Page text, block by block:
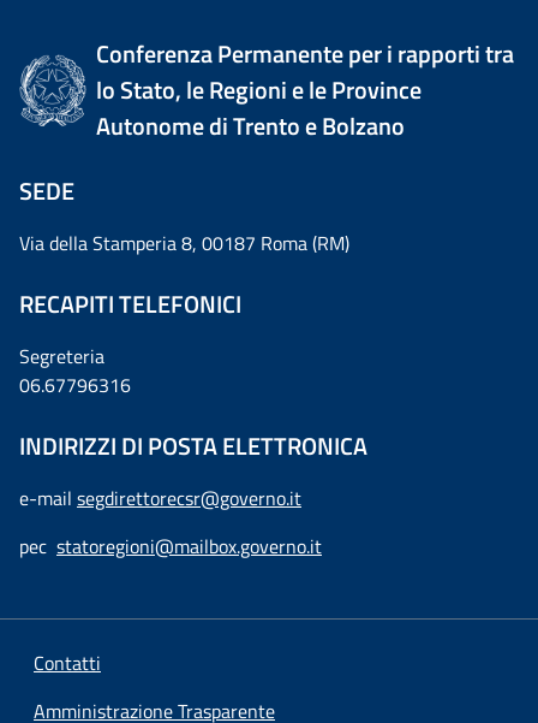
Conferenza Permanente per i rapporti tra
lo Stato, le Regioni e le Province
Autonome di Trento e Bolzano
SEDE
Via della Stamperia 8, 00187 Roma (RM)
RECAPITI TELEFONICI
Segreteria
06.67796316
INDIRIZZI DI POSTA ELETTRONICA
e-mail segdirettorecsr@governo.it
pec statoregioni@mailbox.governo.it
Contatti
Amministrazione Trasparente